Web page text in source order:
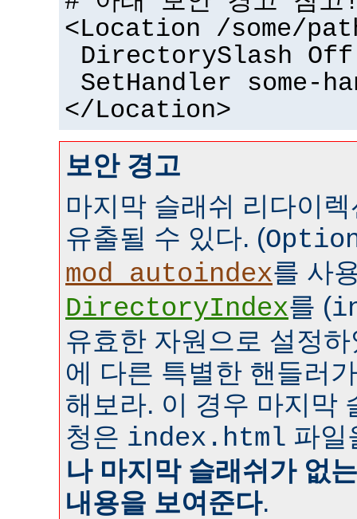
<Location /some/
DirectorySlash Off
SetHandler some-
</Location>
보안 경고
마지막 슬래쉬 리다이
유출될 수 있다. (
mod_autoindex를 사
DirectoryIndex를 (
유효한 자원으로 설정
에 다른 특별한 핸들러
해보라. 이 경우 마지막
청은 index.html 파일
나 마지막 슬래쉬가 없
내용을 보여준다.